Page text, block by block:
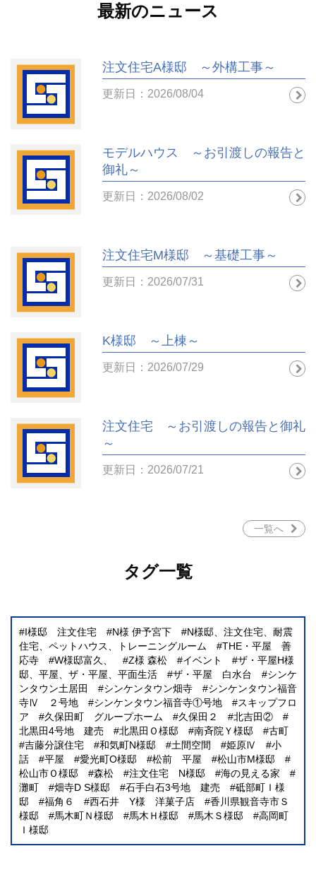
最新のニュース
注文住宅A様邸 ～外構工事～
更新日：2026/08/04
モデルハウス ～お引渡しの報告と
御礼～
更新日：2026/08/02
注文住宅M様邸 ～基礎工事～
更新日：2026/07/31
K様邸 ～上棟～
更新日：2026/07/29
注文住宅 ～お引渡しの報告と御礼
～
更新日：2026/07/21
一覧へ
タグ一覧
I様邸 注文住宅 N様 伊予宮下
N様邸、注文住宅、耐震
住宅、ペットハウス、トレーニングルーム
THE・平屋 善
応寺
W様邸富久、 Z様 森松 イベント
ザ・平屋H様
邸、平屋、ザ・平屋、平面生活
ザ・平屋 白水台
シンケ
ンタウン土居田
シンケンタウン畑寺
シンケンタウン福音
寺Ⅳ ２号地
シンケンタウン福音寺①号地
スキップフロ
ア
久保田町 グループホーム 久保田２
北吉田②
北黒田4号地 建売
北黒田Ｏ様邸 南斉院Ｙ様邸
古町
吉藤分譲住宅
和気町N様邸 土間空間 姫原Ⅳ
小
話
平屋 愛光町O様邸 松前 平屋
松山市M様邸
松山市Ｏ様邸
森松 注文住宅 N様邸
海の見える家
灘町
畑寺D S様邸 石手白石3号地 建売
砥部町Ｉ様
邸
福角６ 西石井 Y様 洋菓子店
香川県観音寺市Ｓ
様邸
馬木町Ｎ様邸 馬木Ｈ様邸 馬木Ｓ様邸
高岡町
Ｉ様邸